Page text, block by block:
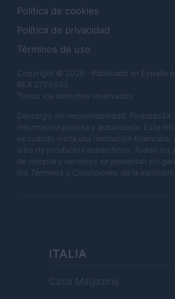
Política de cookies
Política de privacidad
Términos de uso
Copyright © 2026 · Publicado en España
REA 2729933
Todos los derechos reservados
Descargo de responsabilidad: Finanzas24
información precisa y actualizada. Esta
ve cuando visita una institución
sitio de productos específicos. Todos los
de compra y servicios se presentan sin
los Términos y Condiciones de la
ITALIA
Casa Magazine